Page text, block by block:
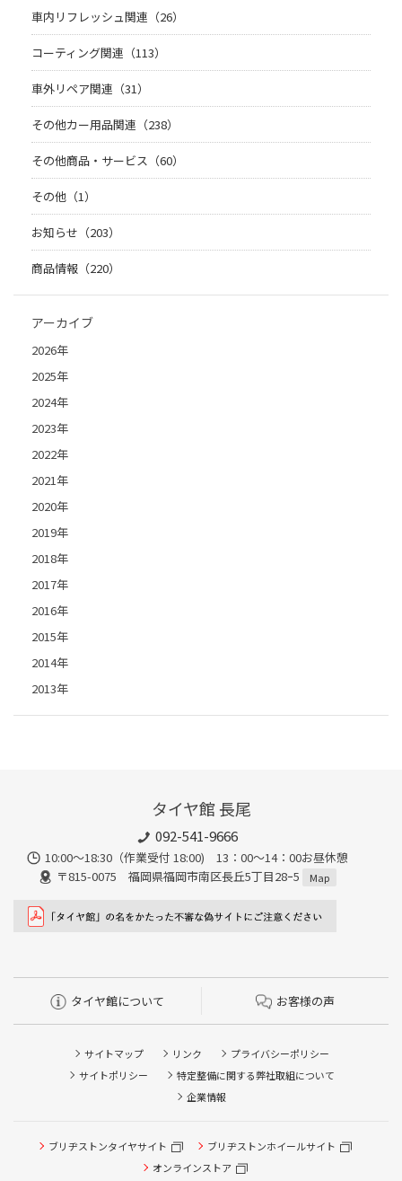
車内リフレッシュ関連（26）
コーティング関連（113）
車外リペア関連（31）
その他カー用品関連（238）
その他商品・サービス（60）
その他（1）
お知らせ（203）
商品情報（220）
アーカイブ
2026年
2025年
2024年
2023年
2022年
2021年
2020年
2019年
2018年
2017年
2016年
2015年
2014年
2013年
タイヤ館 長尾
092-541-9666
10:00～18:30（作業受付 18:00) 13：00～14：00お昼休憩
〒815-0075 福岡県福岡市南区長丘5丁目28ｰ5
Map
タイヤ館について お客様の声
サイトマップ リンク
プライバシーポリシー
サイトポリシー
特定整備に関する弊社取組について
企業情報
ブリヂストンタイヤサイト
ブリヂストンホイールサイト
オンラインストア
タイヤ点検・安全点検/タイヤ履き替え/オイル交換/その他
ピット作業の予約